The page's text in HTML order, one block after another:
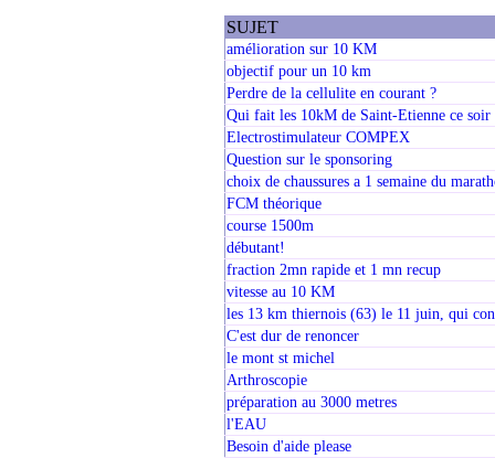
SUJET
amélioration sur 10 KM
objectif pour un 10 km
Perdre de la cellulite en courant ?
Qui fait les 10kM de Saint-Etienne ce soir
Electrostimulateur COMPEX
Question sur le sponsoring
choix de chaussures a 1 semaine du
FCM théorique
course 1500m
débutant!
fraction 2mn rapide et 1 mn recup
vitesse au 10 KM
les 13 km thiernois (63) le 11 juin, qui
C'est dur de renoncer
le mont st michel
Arthroscopie
préparation au 3000 metres
l'EAU
Besoin d'aide please